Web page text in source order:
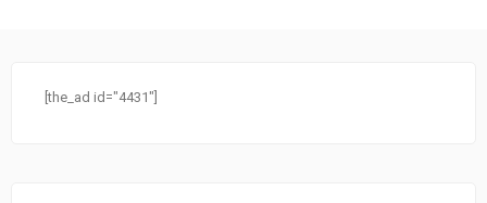
[the_ad id="4431"]